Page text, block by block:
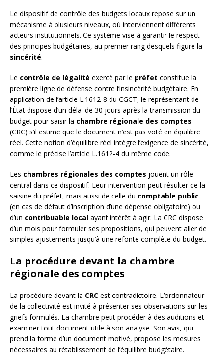
Le dispositif de contrôle des budgets locaux repose sur un
mécanisme à plusieurs niveaux, où interviennent différents
acteurs institutionnels. Ce système vise à garantir le respect
des principes budgétaires, au premier rang desquels figure la
sincérité.
Le contrôle de légalité exercé par le préfet constitue la
première ligne de défense contre l’insincérité budgétaire. En
application de l’article L.1612-8 du CGCT, le représentant de
l’État dispose d’un délai de 30 jours après la transmission du
budget pour saisir la chambre régionale des comptes
(CRC) s’il estime que le document n’est pas voté en équilibre
réel. Cette notion d’équilibre réel intègre l’exigence de sincérité,
comme le précise l’article L.1612-4 du même code.
Les chambres régionales des comptes jouent un rôle
central dans ce dispositif. Leur intervention peut résulter de la
saisine du préfet, mais aussi de celle du comptable public
(en cas de défaut d’inscription d’une dépense obligatoire) ou
d’un contribuable local ayant intérêt à agir. La CRC dispose
d’un mois pour formuler ses propositions, qui peuvent aller de
simples ajustements jusqu’à une refonte complète du budget.
La procédure devant la chambre
régionale des comptes
La procédure devant la CRC est contradictoire. L’ordonnateur
de la collectivité est invité à présenter ses observations sur les
griefs formulés. La chambre peut procéder à des auditions et
examiner tout document utile à son analyse. Son avis, qui
prend la forme d’un document motivé, propose les mesures
nécessaires au rétablissement de l’équilibre budgétaire.